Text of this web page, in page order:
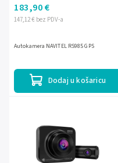
147,12 € bez PDV-a
183,90 €
Dodaj u košaricu
Autokamera NAVITEL RS985 GPS